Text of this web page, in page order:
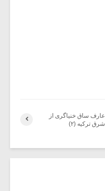
عارف ساق خنیاگری از
شرق ترکیه (۲)